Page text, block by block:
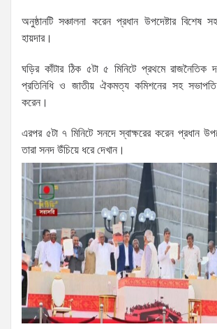
অনুষ্ঠানটি সঞ্চালনা করেন প্রধান উপদেষ্টার বিশেষ
হায়দার।
ঘড়ির কাঁটার ঠিক ৫টা ৫ মিনিটে প্রথমে
প্রতিনিধি ও জাতীয় ঐকমত্য কমিশনের সহ
করেন।
এরপর ৫টা ৭ মিনিটে সনদে স্বাক্ষরের করেন প্রধান
তারা সনদ উঁচিয়ে ধরে দেখান।